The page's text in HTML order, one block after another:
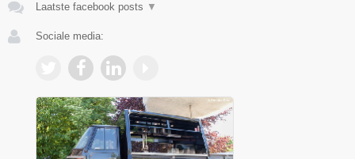
Laatste facebook posts ▼
Sociale media: